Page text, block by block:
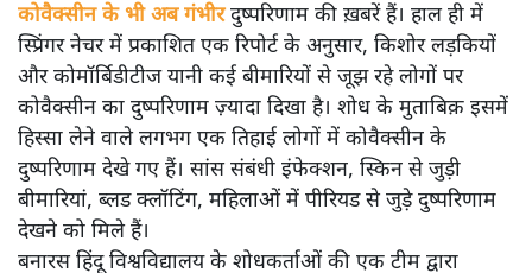
कोवैक्सीन के भी अब गंभीर दुष्परिणाम की ख़बरें हैं। हाल ही में
स्प्रिंगर नेचर में प्रकाशित एक रिपोर्ट के अनुसार, किशोर लड़कियों
और कोमॉर्बिडीटीज यानी कई बीमारियों से जूझ रहे लोगों पर
कोवैक्सीन का दुष्परिणाम ज़्यादा दिखा है। शोध के मुताबिक़ इसमें
हिस्सा लेने वाले लगभग एक तिहाई लोगों में कोवैक्सीन के
दुष्परिणाम देखे गए हैं। सांस संबंधी इंफेक्शन, स्किन से जुड़ी
बीमारियां, ब्लड क्लॉटिंग, महिलाओं में पीरियड से जुड़े दुष्परिणाम
देखने को मिले हैं।
बनारस हिंदू विश्वविद्यालय के शोधकर्ताओं की एक टीम द्वारा